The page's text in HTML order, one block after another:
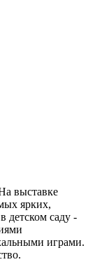
выставке
ярких,
детском саду -
играми.